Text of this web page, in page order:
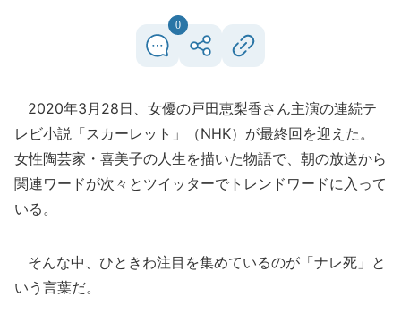
0
2020年3月28日、女優の戸田恵梨香さん主演の連続テ
レビ小説「スカーレット」（NHK）が最終回を迎えた。
女性陶芸家・喜美子の人生を描いた物語で、朝の放送から
関連ワードが次々とツイッターでトレンドワードに入って
いる。
そんな中、ひときわ注目を集めているのが「ナレ死」と
いう言葉だ。